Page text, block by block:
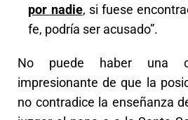
por nadie, si fuese
fe, podría ser acusado”.
No puede haber una
impresionante de que la
no contradice la enseñanza